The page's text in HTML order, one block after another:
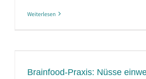
Weiterlesen
Brainfood-Praxis: Nüsse